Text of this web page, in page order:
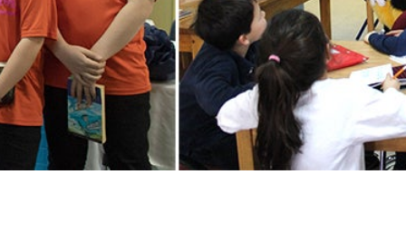
Salle à manger de l’institut culinaire Pius
Coiffure et soins esthétiques à Laurier